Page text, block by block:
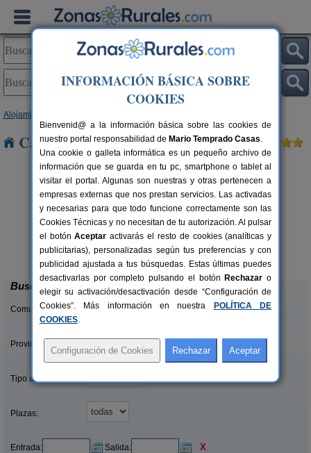
Alojamientos
Casas Rurales cerca de La Rapita
10-15+2 pers.
desde28 €
Casa Sisquet
Montcortes (Lleida)
Buscar
Comunidades:
Provincias/Islas:
Tipo alquiler:
Plazas:
Entrada: Salida: X
INFORMACIÓN BÁSICA SOBRE
COOKIES
Bienvenid@ a la información básica sobre las cookies de
nuestro portal responsabilidad de Mario Temprado Casas.
Una cookie o galleta informática es un pequeño archivo de
información que se guarda en tu pc, smartphone o tablet al
visitar el portal. Algunas son nuestras y otras pertenecen a
empresas externas que nos prestan servicios. Las activadas
y necesarias para que todo funcione correctamente son las
Cookies Técnicas y no necesitan de tu autorización. Al pulsar
el botónAceptar activarás el resto de cookies (analíticas y
publicitarias), personalizadas según tus preferencias y con
publicidad ajustada a tus búsquedas. Estas últimas puedes
desactivarlas por completo pulsando el botón Rechazar o
elegir su activación/desactivación desde “Configuración de
Cookies”. Más información en nuestra
POLÍTICA DE
COOKIES.